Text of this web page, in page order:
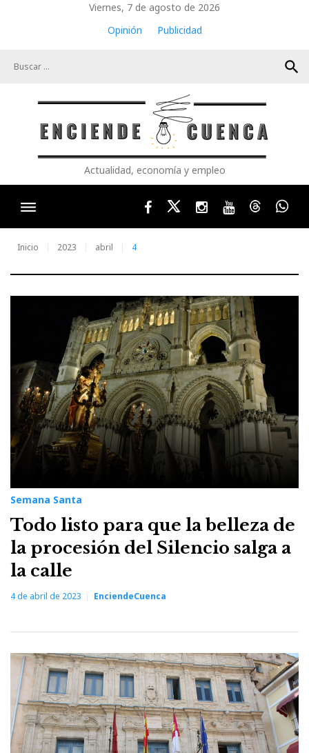
Viernes, 7 de agosto de 2026
Opinión
Publicidad
search
Actualidad, economía y empleo
FacebookTwitterInstagram
YoutubeThreads
Inicio 2023 abril 4
abril
de
2023
Semana Santa
Todo listo para que la belleza de
la procesión del Silencio salga a
la calle
4 de abril de 2023 EnciendeCuenca